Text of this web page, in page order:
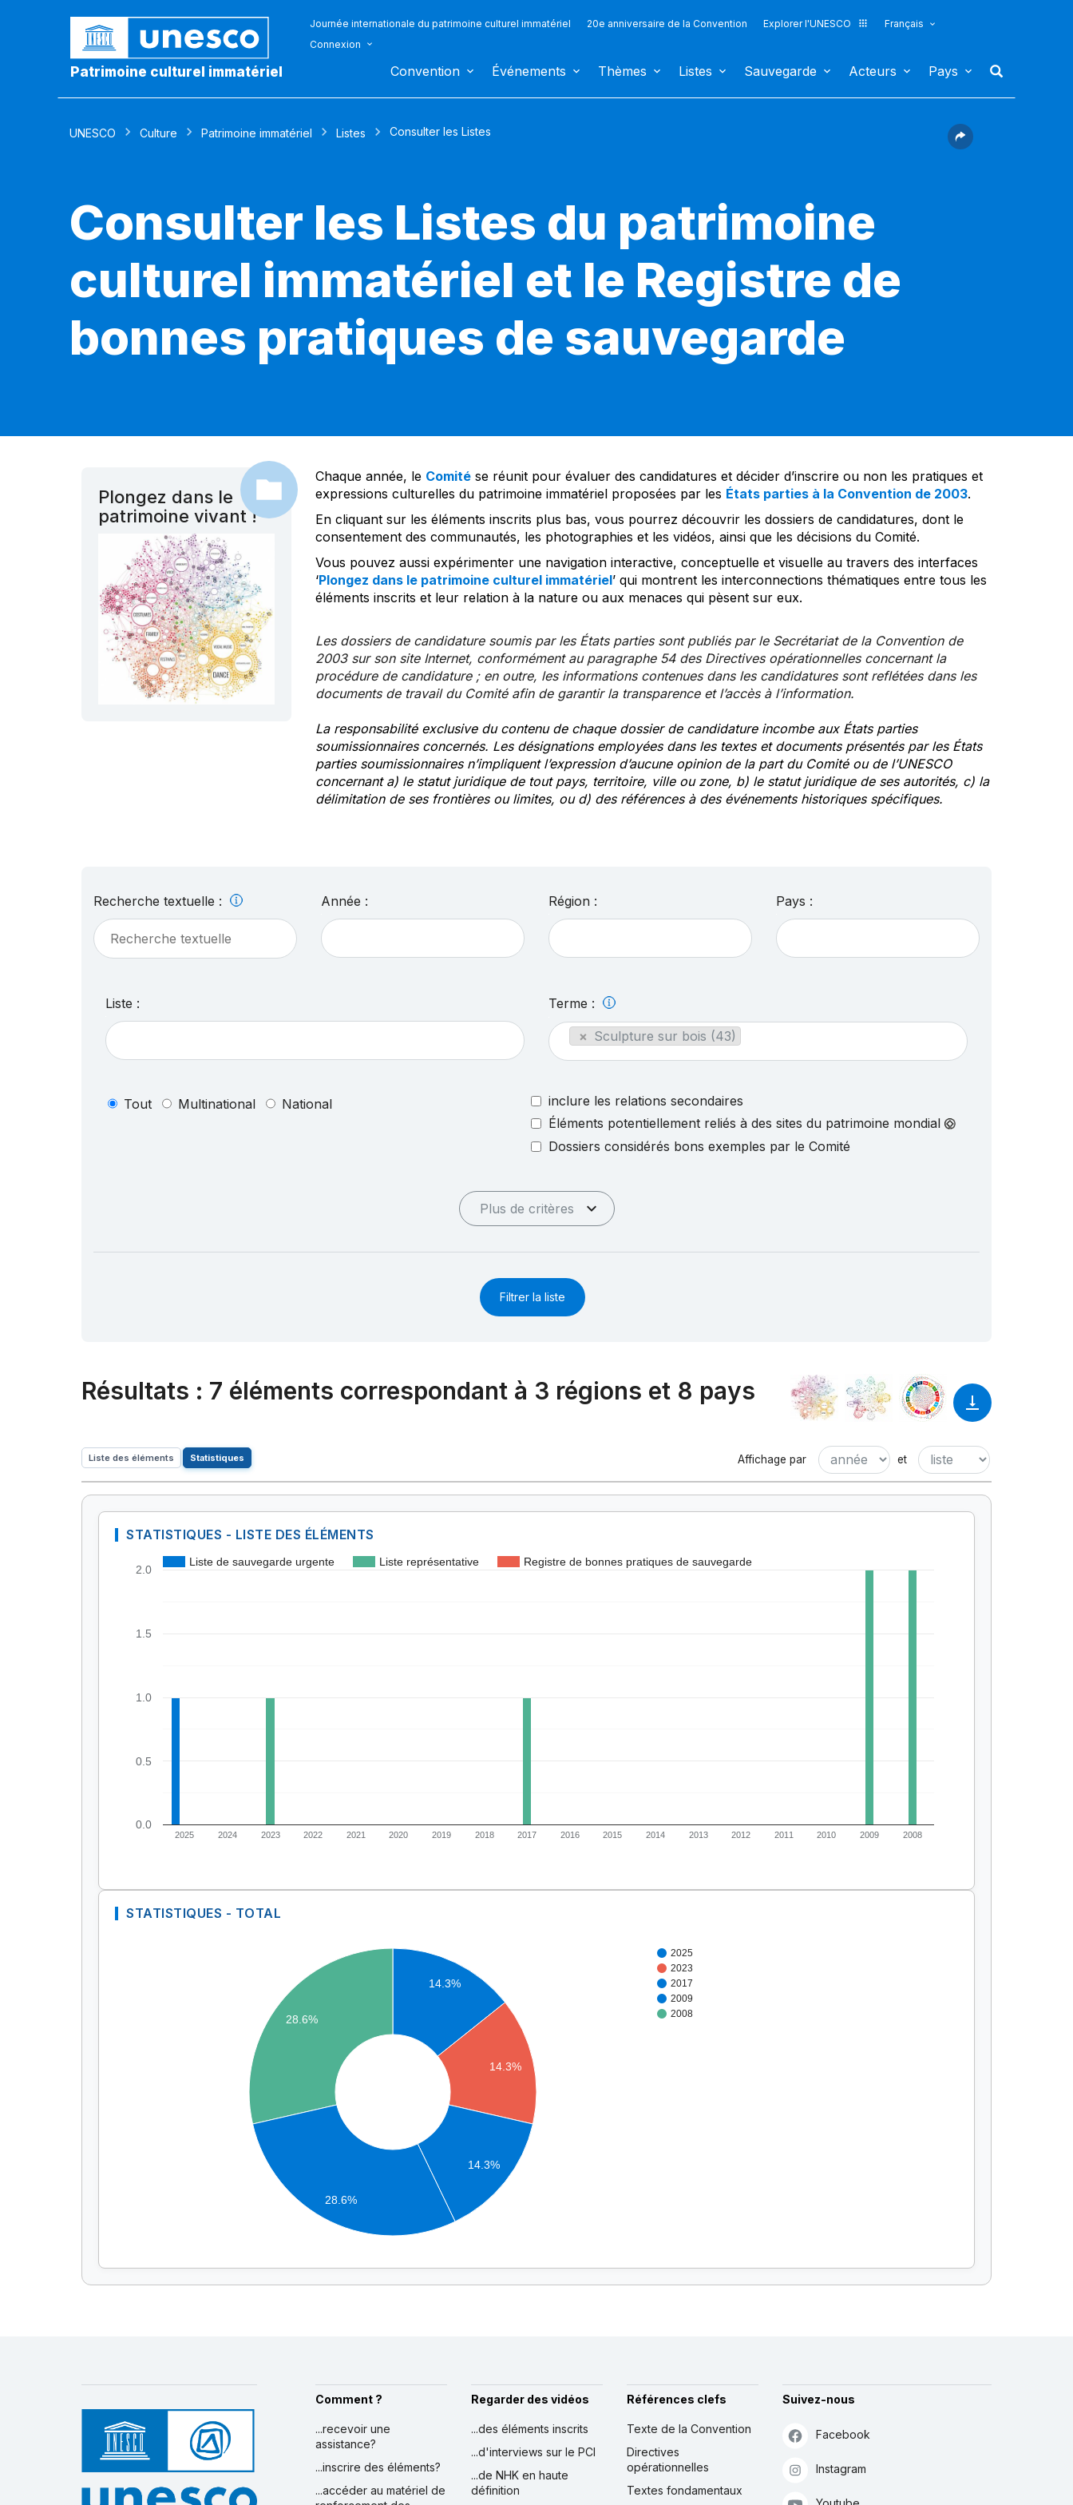
Patrimoine culturel immatériel
Journée internationale du patrimoine culturel immatériel 20e anniversaire de la Convention Explorer l'UNESCO
Français
Connexion
Convention Événements Thèmes Listes Sauvegarde Acteurs Pays
UNESCO Culture Patrimoine immatériel Listes Consulter les Listes
Consulter les Listes du patrimoine
culturel immatériel et le Registre de
bonnes pratiques de sauvegarde
Plongez dans le
patrimoine vivant !
Chaque année, le Comitése réunit pour évaluer des candidatures et décider d’inscrire ou non les pratiques et
expressions culturelles du patrimoine immatériel proposées par les États parties à la Convention de 2003.
En cliquant sur les éléments inscrits plus bas, vous pourrez découvrir les dossiers de candidatures, dont le
consentement des communautés, les photographies et les vidéos, ainsi que les décisions du Comité.
Vous pouvez aussi expérimenter une navigation interactive, conceptuelle et visuelle au travers des interfaces
‘Plongez dans le patrimoine culturel immatériel’ qui montrent les interconnections thématiques entre tous les
éléments inscrits et leur relation à la nature ou aux menaces qui pèsent sur eux.
Les dossiers de candidature soumis par les États parties sont publiés par le Secrétariat de la Convention de
2003 sur son site Internet, conformément au paragraphe 54 des Directives opérationnelles concernant la
procédure de candidature ; en outre, les informations contenues dans les candidatures sont reflétées dans les
documents de travail du Comité afin de garantir la transparence et l’accès à l’information.
La responsabilité exclusive du contenu de chaque dossier de candidature incombe aux États parties
soumissionnaires concernés. Les désignations employées dans les textes et documents présentés par les États
parties soumissionnaires n’impliquent l’expression d’aucune opinion de la part du Comité ou de l’UNESCO
concernant a) le statut juridique de tout pays, territoire, ville ou zone, b) le statut juridique de ses autorités, c) la
délimitation de ses frontières ou limites, ou d) des références à des événements historiques spécifiques.
Recherche textuelle : Année : Région : Pays :
Liste : Terme :
× Sculpture sur bois (43)
Tout Multinational National
inclure les relations secondaires
Éléments potentiellement reliés à des sites du patrimoine mondial
Dossiers considérés bons exemples par le Comité
Plus de critères
Filtrer la liste
Résultats : 7 éléments correspondant à 3 régions et 8 pays
Liste des éléments Statistiques Affichage par et
STATISTIQUES - LISTE DES ÉLÉMENTS
Liste de sauvegarde urgente Liste représentative Registre de bonnes pratiques de sauvegarde
2025 2024 2023 2022 2021 2020 2019 2018 2017 2016 2015 2014 2013 2012 2011 2010 2009 2008
0.0
0.5
1.0
1.5
2.0
STATISTIQUES - TOTAL
2025
2023
2017
2009
2008
14.3%
14.3%
14.3%
28.6%
28.6%
Comment ?
...recevoir une
assistance?
...inscrire des éléments?
...accéder au matériel de
Regarder des vidéos
...des éléments inscrits
...d'interviews sur le PCI
...de NHK en haute
définition
Références clefs
Texte de la Convention
Directives
opérationnelles
Textes fondamentaux
Suivez-nous
Facebook
Instagram